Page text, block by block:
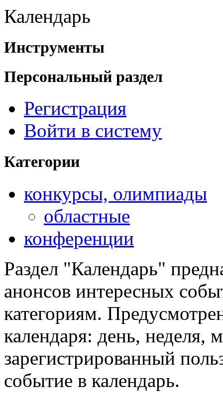
Календарь
Инструменты
Персональный раздел
Регистрация
Войти в систему
Категории
конкурсы, олимпиады
областные
конференции
Раздел "Календарь"
анонсов интересных
категориям.
календаря: день, неделя,
зарегистрированный
событие в календарь.